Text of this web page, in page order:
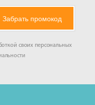
Забрать промокод
своих персональных